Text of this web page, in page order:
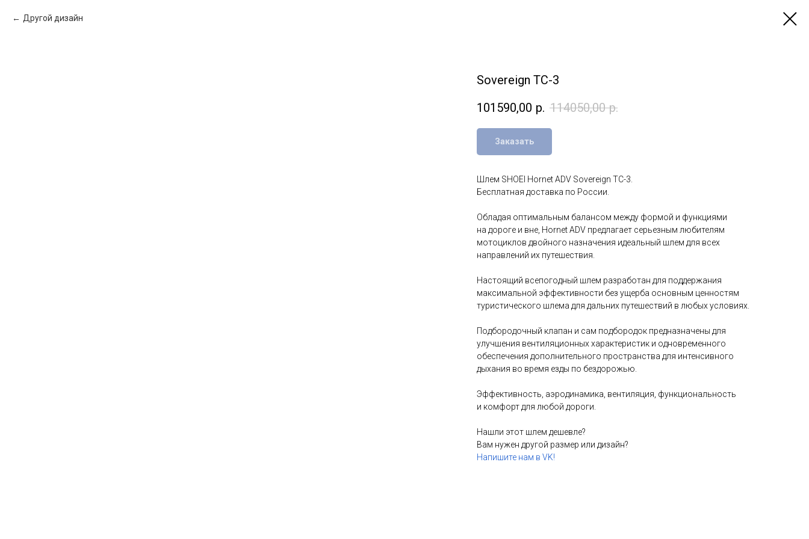
Другой дизайн
Sovereign TC-3
101590,00 р. 114050,00 р.
Заказать
Шлем SHOEI Hornet ADV Sovereign TC-3.
Бесплатная доставка по России.
Обладая оптимальным балансом между формой и функциями
на дороге и вне, Hornet ADV предлагает серьезным любителям
мотоциклов двойного назначения идеальный шлем для всех
направлений их путешествия.
Настоящий всепогодный шлем разработан для поддержания
максимальной эффективности без ущерба основным ценностям
туристического шлема для дальних путешествий в любых условиях.
Подбородочный клапан и сам подбородок предназначены для
улучшения вентиляционных характеристик и одновременного
обеспечения дополнительного пространства для интенсивного
дыхания во время езды по бездорожью.
Эффективность, аэродинамика, вентиляция, функциональность
и комфорт для любой дороги.
Нашли этот шлем дешевле?
Вам нужен другой размер или дизайн?
Напишите нам в VK!